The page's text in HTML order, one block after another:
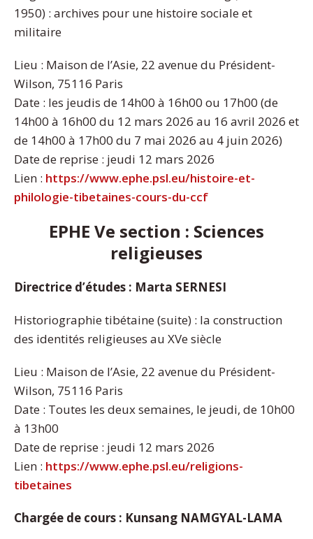
1950) : archives pour une histoire sociale et
militaire
Lieu : Maison de l’Asie, 22 avenue du Président-
Wilson, 75116 Paris
Date : les jeudis de 14h00 à 16h00 ou 17h00 (de
14h00 à 16h00 du 12 mars 2026 au 16 avril 2026 et
de 14h00 à 17h00 du 7 mai 2026 au 4 juin 2026)
Date de reprise : jeudi 12 mars 2026
Lien : https://www.ephe.psl.eu/histoire-et-
philologie-tibetaines-cours-du-ccf
EPHE Ve section : Sciences
religieuses
Directrice d’études : Marta SERNESI
Historiographie tibétaine (suite) : la construction
des identités religieuses au XVe siècle
Lieu : Maison de l’Asie, 22 avenue du Président-
Wilson, 75116 Paris
Date : Toutes les deux semaines, le jeudi, de 10h00
à 13h00
Date de reprise : jeudi 12 mars 2026
Lien : https://www.ephe.psl.eu/religions-
tibetaines
Chargée de cours : Kunsang NAMGYAL-LAMA